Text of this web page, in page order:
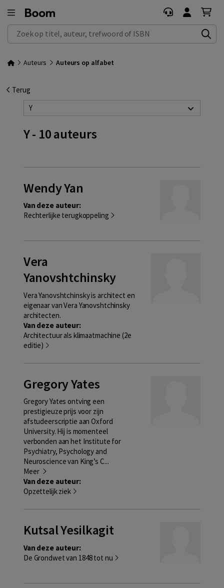
Zoek op titel, auteur, trefwoord of ISBN
Auteurs Auteurs op alfabet
Terug
Y
Y - 10 auteurs
Wendy Yan
Van deze auteur:
Rechterlijke terugkoppeling
Vera
Yanovshtchinsky
Vera Yanovshtchinsky is architect en
eigenaar van Vera Yanovshtchinsky
architecten.
Van deze auteur:
Architectuur als klimaatmachine (2e
editie)
Gregory Yates
Gregory Yates ontving een
prestigieuze prijs voor zijn
afstudeerscriptie aan Oxford
University. Hij is momenteel
verbonden aan het Institute for
Psychiatry, Psychology and
Neuroscience van King’s C...
Meer
Van deze auteur:
Opzettelijk ziek
Kutsal Yesilkagit
Van deze auteur:
De Grondwet van 1848 tot nu